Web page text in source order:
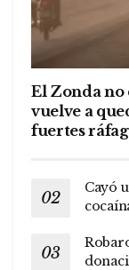
El Zonda no
vuelve a
fuertes
Cayó